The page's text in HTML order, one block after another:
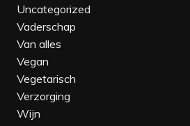
Uncategorized
Vaderschap
Van alles
Vegan
Vegetarisch
Verzorging
Wijn